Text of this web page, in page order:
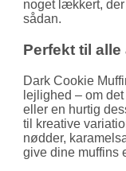
noget lækkert,
sådan.
Perfekt til
Dark Cookie
lejlighed – om
eller en hurtig
til kreative
nødder,
give dine muffins